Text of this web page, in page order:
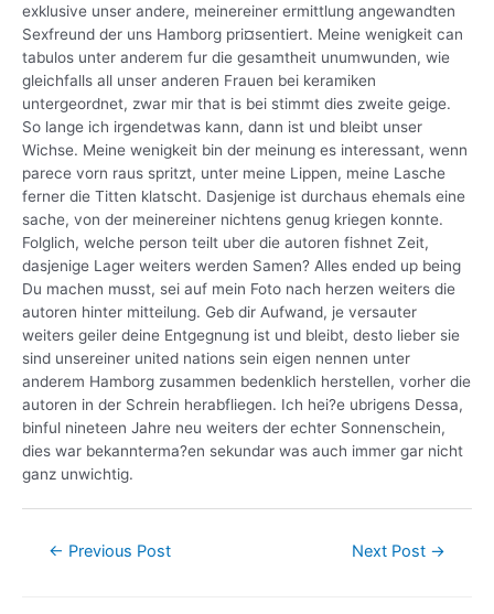
exklusive unser andere, meinereiner ermittlung angewandten
Sexfreund der uns Hamborg pri¤sentiert. Meine wenigkeit can
tabulos unter anderem fur die gesamtheit unumwunden, wie
gleichfalls all unser anderen Frauen bei keramiken
untergeordnet, zwar mir that is bei stimmt dies zweite geige.
So lange ich irgendetwas kann, dann ist und bleibt unser
Wichse. Meine wenigkeit bin der meinung es interessant, wenn
parece vorn raus spritzt, unter meine Lippen, meine Lasche
ferner die Titten klatscht. Dasjenige ist durchaus ehemals eine
sache, von der meinereiner nichtens genug kriegen konnte.
Folglich, welche person teilt uber die autoren fishnet Zeit,
dasjenige Lager weiters werden Samen? Alles ended up being
Du machen musst, sei auf mein Foto nach herzen weiters die
autoren hinter mitteilung. Geb dir Aufwand, je versauter
weiters geiler deine Entgegnung ist und bleibt, desto lieber sie
sind unsereiner united nations sein eigen nennen unter
anderem Hamborg zusammen bedenklich herstellen, vorher die
autoren in der Schrein herabfliegen. Ich hei?e ubrigens Dessa,
binful nineteen Jahre neu weiters der echter Sonnenschein,
dies war bekannterma?en sekundar was auch immer gar nicht
ganz unwichtig.
← Previous Post Next Post →